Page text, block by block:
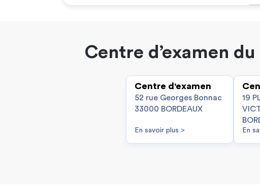
Centre d’examen
Centre d'examen
52 rue Georges Bonnac
33000 BORDEAUX
En savoir plus >
19
En